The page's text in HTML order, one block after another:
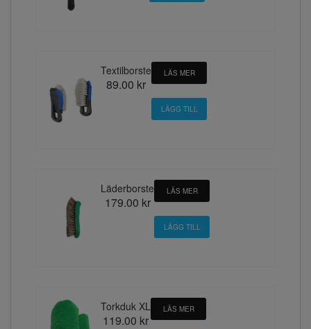
Textilborste
89.00 kr
LÄS MER
Läderborste
179.00 kr
LÄS MER
Torkduk XL
119.00 kr
LÄS MER